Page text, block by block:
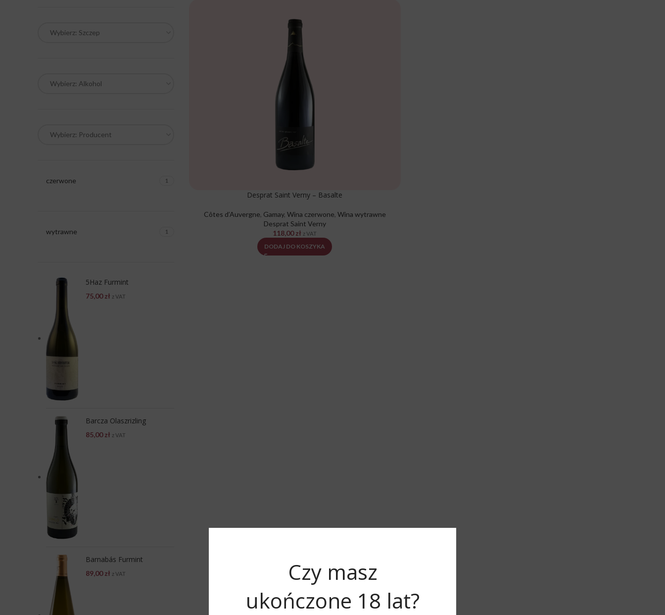
Czy masz
ukończone 18 lat?
Wybierz: Szczep
Wybierz: Alkohol
Wybierz: Producent
czerwone 1
wytrawne 1
5Haz Furmint
75,00zł z VAT
Barcza Olaszrizling
85,00zł z VAT
Barnabás Furmint
89,00zł z VAT
Desprat Saint Verny – Basalte
Côtes d’Auvergne, Gamay, Wina czerwone, Wina wytrawne
Desprat Saint Verny
118,00zł z VAT
DODAJ DO KOSZYKA